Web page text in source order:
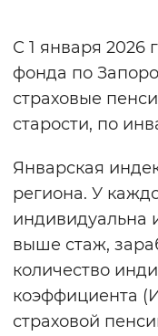
Воспроизвести
С 1 января 2026
фонда по
страховые
старости, по
Январская
региона. У
индивидуальна
выше стаж,
количество
коэффициента
страховой